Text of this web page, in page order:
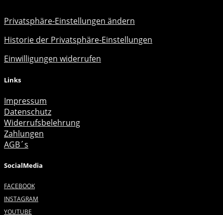
Privatsphäre-Einstellungen ändern
Historie der Privatsphäre-Einstellungen
Einwilligungen widerrufen
Links
Impressum
Datenschutz
Widerrufsbelehrung
Zahlungen
AGB´s
SocialMedia
FACEBOOK
INSTAGRAM
YOUTUBE